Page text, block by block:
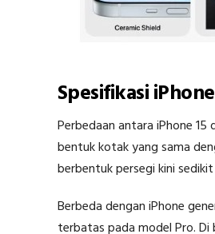
Spesifikasi
Perbedaan antara iPhone
bentuk kotak yang sama
berbentuk persegi kini
Berbeda dengan iPhone
terbatas pada model Pro. Di